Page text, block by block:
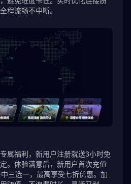
程流畅不中断。
属福利，新用户注册就送3小时免
。体验满意后，新用户首次充值
三选一，最高享受七折优惠。加